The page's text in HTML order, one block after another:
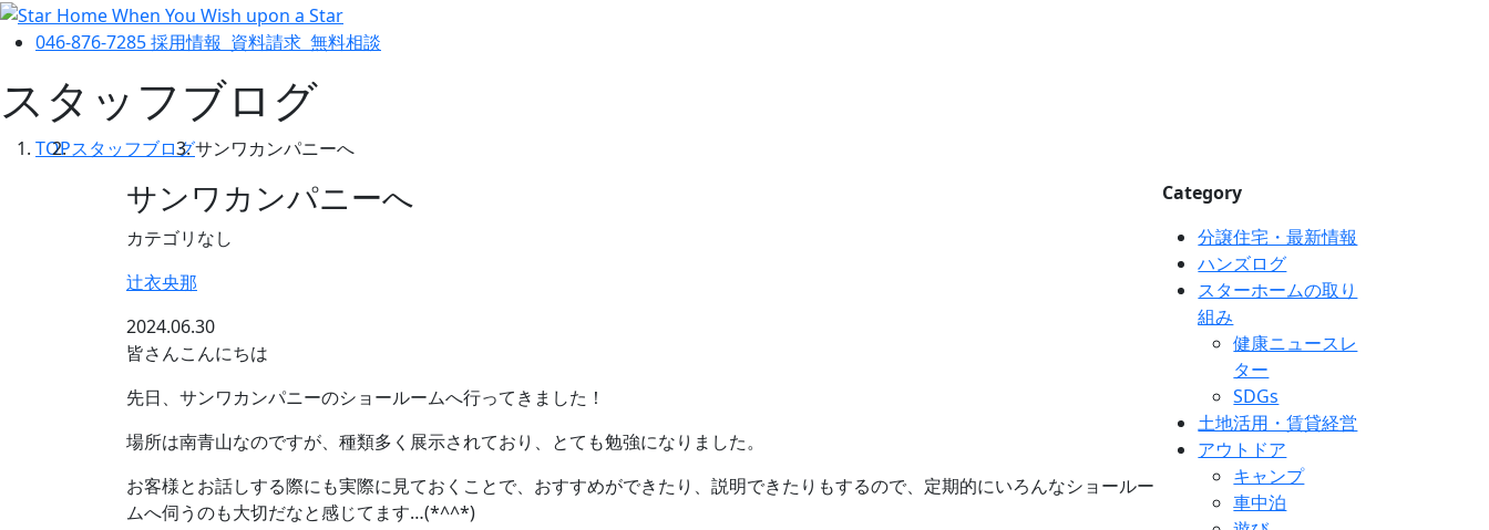
046-876-7285採用情報 資料請求 無料相談
スタッフブログ
TOPスタッフブログサンワカンパニーへ
サンワカンパニーへ
カテゴリなし
辻衣央那
2024.06.30
皆さんこんにちは
先日、サンワカンパニーのショールームへ行ってきました！
場所は南青山なのですが、種類多く展示されており、とても勉強になりました。
お客様とお話しする際にも実際に見ておくことで、おすすめができたり、説明できたりもするので、定期的にいろんなショールー
ムへ伺うのも大切だなと感じてます…(*^^*)
Category
分譲住宅・最新情報
ハンズログ
スターホームの取り
組み
健康ニュースレ
ター
SDGs
土地活用・賃貸経営
アウトドア
キャンプ
車中泊